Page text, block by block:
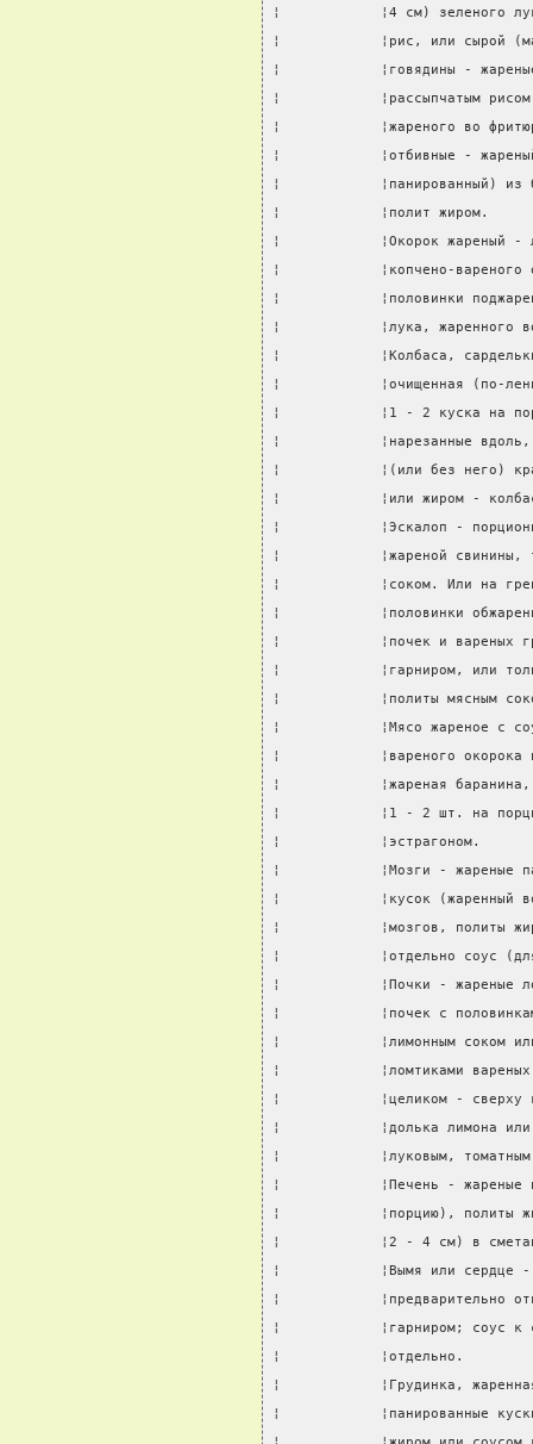
¦            ¦4 см) зеленого
¦            ¦рис, или сырой
¦            ¦говядины -
¦            ¦рассыпчатым
¦            ¦жареного во
¦            ¦отбивные - жареный
¦            ¦панированный) из
¦            ¦полит
¦            ¦Окорок жареный -
¦            ¦копчено-вареного
¦            ¦половинки
¦            ¦лука,
¦            ¦Колбаса,
¦            ¦очищенная (по-
¦            ¦1 - 2 куска на
¦            ¦нарезанные вдоль,
¦            ¦(или без него)
¦            ¦или жиром -
¦            ¦Эскалоп -
¦            ¦жареной свинины,
¦            ¦соком. Или на
¦            ¦половинки
¦            ¦почек и вареных
¦            ¦гарниром, или
¦            ¦политы
¦            ¦Мясо жареное с
¦            ¦вареного окорока
¦            ¦жареная баранина,
¦            ¦1 - 2 шт. на
¦
¦            ¦Мозги - жареные
¦            ¦кусок (жаренный во
¦            ¦мозгов, политы
¦            ¦отдельно соус
¦            ¦Почки - жареные
¦            ¦почек с
¦            ¦лимонным соком
¦            ¦ломтиками вареных
¦            ¦целиком - сверху
¦            ¦долька лимона или
¦            ¦луковым,
¦            ¦Печень - жареные
¦            ¦порцию), политы
¦            ¦2 - 4 см) в
¦            ¦Вымя или сердце -
¦            ¦предварительно
¦            ¦гарниром; соус к
¦            ¦отдельно.
¦            ¦Грудинка,
¦            ¦панированные